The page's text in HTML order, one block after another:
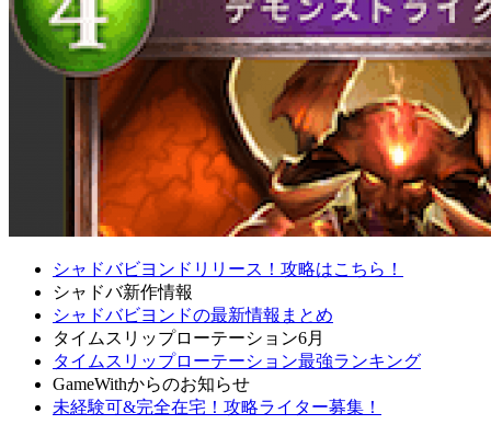
シャドバビヨンドリリース！攻略はこちら！
シャドバ新作情報
シャドバビヨンドの最新情報まとめ
タイムスリップローテーション6月
タイムスリップローテーション最強ランキング
GameWithからのお知らせ
未経験可&完全在宅！攻略ライター募集！